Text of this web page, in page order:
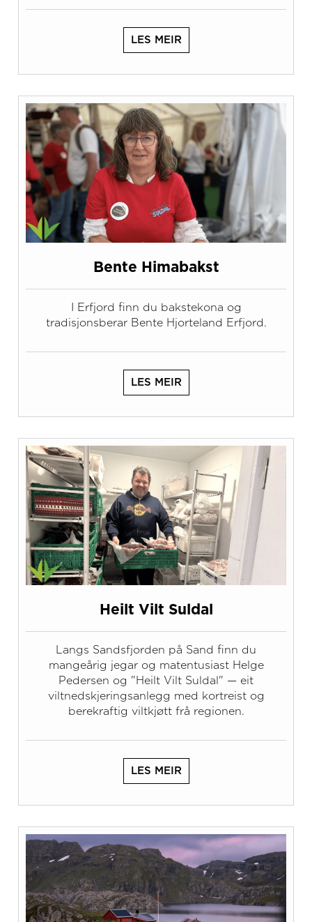
LES MEIR
Bente Himabakst
I Erfjord finn du bakstekona og
tradisjonsberar Bente Hjorteland Erfjord.
LES MEIR
Heilt Vilt Suldal
Langs Sandsfjorden på Sand finn du
mangeårig jegar og matentusiast Helge
Pedersen og "Heilt Vilt Suldal" — eit
viltnedskjeringsanlegg med kortreist og
berekraftig viltkjøtt frå regionen.
LES MEIR